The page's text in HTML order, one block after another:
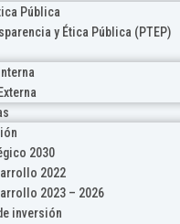
Pública
y Ética Pública (PTEP)
2030
2022
2023 – 2026
inversión